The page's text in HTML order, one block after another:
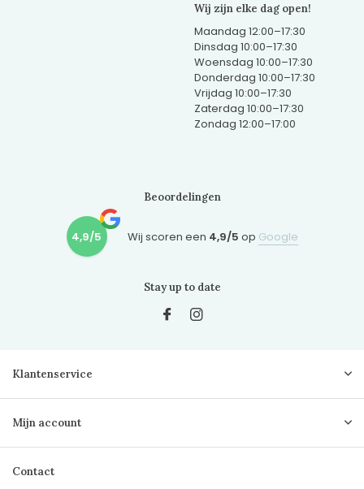
Wij zijn elke dag open!
Maandag 12:00–17:30
Dinsdag 10:00–17:30
Woensdag 10:00–17:30
Donderdag 10:00–17:30
Vrijdag 10:00–17:30
Zaterdag 10:00–17:30
Zondag 12:00–17:00
Beoordelingen
4,9/5 Wij scoren een 4,9/5 op Google
Stay up to date
Klantenservice
Mijn account
Contact